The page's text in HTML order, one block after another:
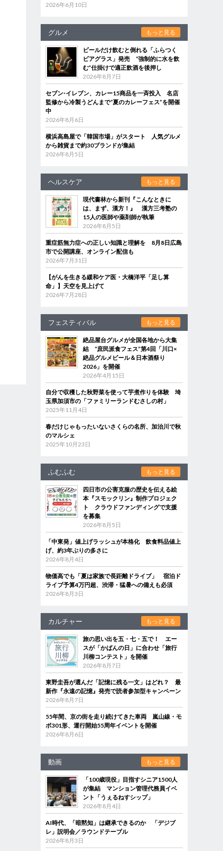
2026年6月10日
グルメ もっと見る
ビールだけ飲むと倒れる「ふらつく
ビアグラス」発売 “強制的に水を飲
む”仕掛けで適正飲酒を後押し
2026年8月7日
セブン‐イレブン、カレー15商品を一斉投入 名店
監修から冷製うどんまで“夏のカレーフェス”を開催
中
2026年8月6日
横浜高島屋で「韓国市場」がスタート 人気グルメ
から雑貨まで約30ブランドが集結
2026年8月5日
ヘルスケア もっと見る
現代書林から新刊『こんなときに
は、まず、漢方！』 漢方三考塾の
15人の医師や薬剤師が執筆
2026年8月5日
重症筋無力症への正しい知識と理解を 8月8日広島
市で公開講座、オンライン配信も
2026年7月31日
【がんを生きる緩和ケア医・大橋洋平「足し算
命」】天空を見上げて
2026年7月28日
フェスティバル もっと見る
絶品屋台グルメが全国各地から大集
結 “庶民派食フェス”第4回「川口×
絶品グルメビール＆日本酒祭り
2026」を開催
2026年4月15日
自分で収穫した秋野菜を使って芋煮作りを体験 埼
玉県加須市の「ファミリーランドむさしの村」
2025年11月4日
春だけじゃもったいないさくらの名所、加治川で秋
のマルシェ
2025年10月23日
ふむふむ もっと見る
四日市の公害克服の歴史を伝える絵
本『スモックリン』制作プロジェク
ト クラウドファンディングで支援
を募集
2026年8月5日
「中東発」値上げラッシュが本格化 飲食料品値上
げ、約3年ぶりの多さに
2026年8月4日
物価高でも「夏は家族で長距離ドライブ」 宿泊ド
ライブ予算4万円超、渋滞・猛暑への備えも必須
2026年8月3日
カルチャー もっと見る
旅の思い出を五・七・五で！ エー
スが「かばんの日」に合わせ「旅行
川柳コンテスト」を開催
2026年8月7日
東野圭吾が選んだ「記憶に残る一文」はどれ？ 最
新作『永遠の記憶』発売で読者参加型キャンペーン
2026年8月7日
55年間、京の街を走り続けてきた車両 嵐山線・モ
ボ301形、運行開始55周年イベントを開催
2026年8月6日
動画 もっと見る
「100歳現役」目指すシニア1500人
が集結 マンション管理代務員イベ
ント「うぇるねすシップ」
2026年8月4日
AI時代、「暗黙知」は継承できるのか 「デジブ
レ」説明会／ラウンドテーブル
2026年8月3日